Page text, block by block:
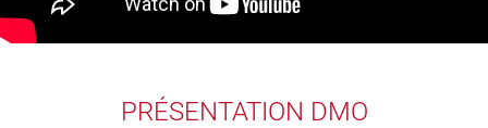
PRÉSENTATION DMO